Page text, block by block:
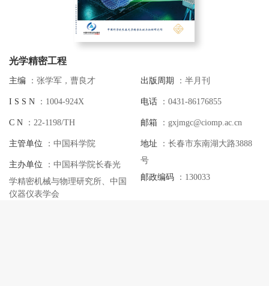
光学精密工程
主编 ：张学军，曹良才
I S S N ：1004-924X
C N ：22-1198/TH
主管单位 ：中国科学院
主办单位
：中国科学院长春光
学精密机械与物理研究所、中国
仪器仪表学会
出版周期 ：半月刊
电话 ：0431-86176855
邮箱 ：gxjmgc@ciomp.ac.cn
地址
：长春市东南湖大路3888
号
邮政编码
：130033